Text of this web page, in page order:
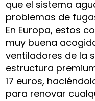
que el sistema
problemas de
En Europa, estos
muy buena
ventiladores de la
estructura
17 euros,
para renovar